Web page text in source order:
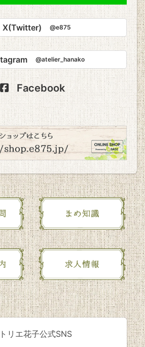
X(Twitter) @e875
@atelier_hanako
Facebook
リエ花子公式SNS